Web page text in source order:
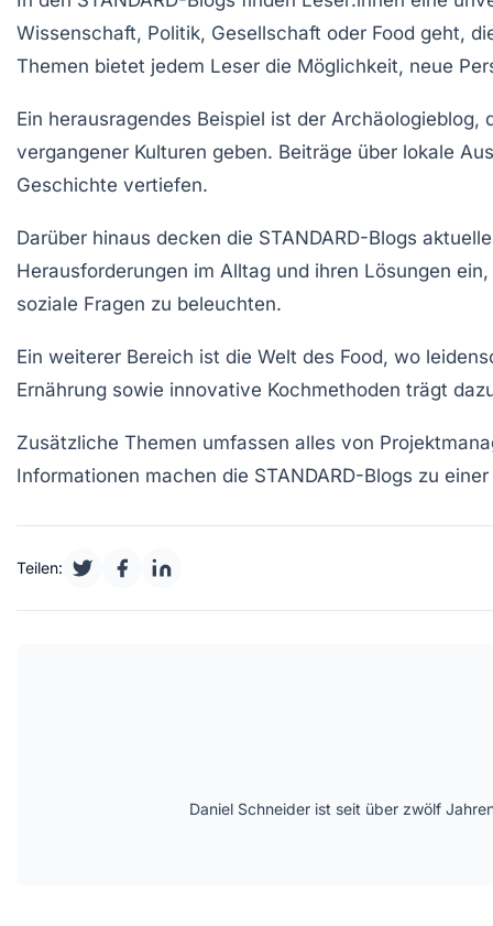
Wissenschaft, Politik, Gesellschaft oder Food geht,
Themen bietet jedem Leser die Möglichkeit, neue
Ein herausragendes Beispiel ist der Archäologieblog,
vergangener Kulturen geben. Beiträge über lokale
Geschichte vertiefen.
Darüber hinaus decken die STANDARD-Blogs
Herausforderungen im Alltag und ihren Lösungen
soziale Fragen zu beleuchten.
Ein weiterer Bereich ist die Welt des Food, wo
Ernährung sowie innovative Kochmethoden trägt
Zusätzliche Themen umfassen alles von
Informationen machen die STANDARD-Blogs zu
Teilen:
Daniel Schneider ist seit über zwölf